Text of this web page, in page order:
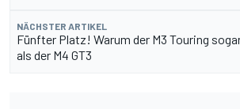
NÄCHSTER ARTIKEL
Fünfter Platz! Warum der M3 Touring
als der M4 GT3